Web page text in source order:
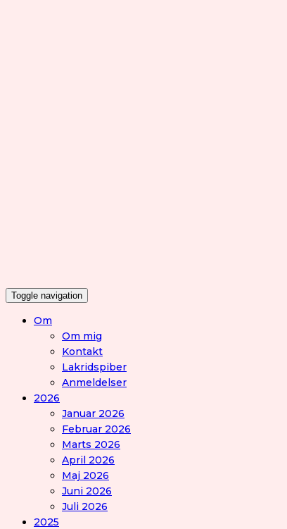
Toggle navigation
Om
Om mig
Kontakt
Lakridspiber
Anmeldelser
2026
Januar 2026
Februar 2026
Marts 2026
April 2026
Maj 2026
Juni 2026
Juli 2026
2025